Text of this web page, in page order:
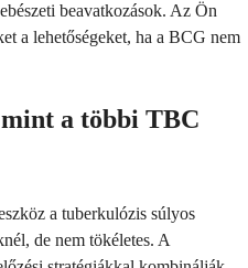
beavatkozások. Az Ön
a lehetőségeket, ha a BCG nem
a többi TBC
a tuberkulózis súlyos
de nem tökéletes. A